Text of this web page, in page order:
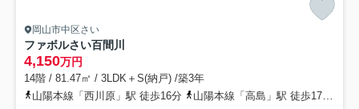
岡山市中区さい
ファボルさい百間川
4,150万円
14階 / 81.47㎡ / 3LDK＋S(納戸) /築3年
山陽本線「西川原」駅 徒歩16分
山陽本線「高島」駅 徒歩17分